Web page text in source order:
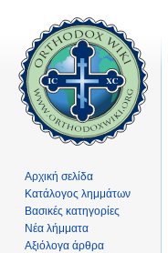
Αρχική σελίδα
Κατάλογος λημμάτων
Βασικές κατηγορίες
Νέα λήμματα
Αξιόλογα άρθρα